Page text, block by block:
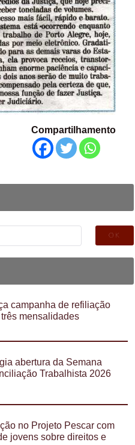
Compartilhamento
campanha de refiliação
mensalidades
abertura da Semana
Trabalhista 2026
no Projeto Pescar com
jovens sobre direitos e